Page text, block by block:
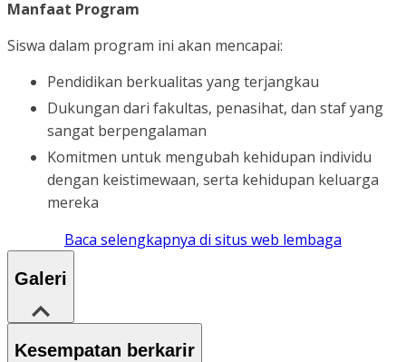
Manfaat Program
Siswa dalam program ini akan mencapai:
Pendidikan berkualitas yang terjangkau
Dukungan dari fakultas, penasihat, dan staf yang
sangat berpengalaman
Komitmen untuk mengubah kehidupan individu
dengan keistimewaan, serta kehidupan keluarga
mereka
Baca selengkapnya di situs web lembaga
Galeri
Kesempatan berkarir